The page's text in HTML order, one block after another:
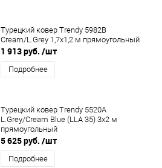
Турецкий ковер Trendy 5982B
Cream/L.Grey 1,7x1,2 м прямоугольный
1 913 руб. /шт
Подробнее
Турецкий ковер Trendy 5520A
L.Grey/Cream Blue (LLA 35) 3x2 м
прямоугольный
5 625 руб. /шт
Подробнее